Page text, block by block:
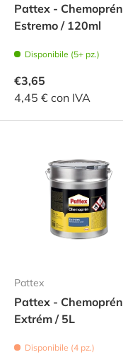
Pattex - Chemoprén
Estremo / 120ml
Disponibile (5+ pz.)
€3,65
4,45 € con IVA
Pattex
Pattex - Chemoprén
Extrém / 5L
Disponibile (4 pz.)